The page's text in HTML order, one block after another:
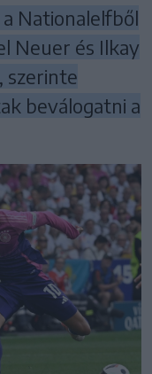
Nationalelfből
Neuer és Ilkay
szerinte
beválogatni a